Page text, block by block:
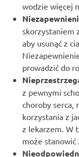
wodzie więcej
skorzystaniem
aby usunąć z
prowadzić do
z pewnymi
choroby serca,
korzystania z
z lekarzem. W
może stanowić